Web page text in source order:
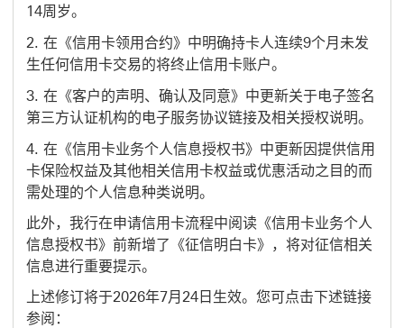
14周岁。
在《信用卡领用合约》中明确持卡人连续9个月未发
生任何信用卡交易的将终止信用卡账户。
在《客户的声明、确认及同意》中更新关于电子签名
第三方认证机构的电子服务协议链接及相关授权说明。
在《信用卡业务个人信息授权书》中更新因提供信用
卡保险权益及其他相关信用卡权益或优惠活动之目的而
需处理的个人信息种类说明。
此外，我行在申请信用卡流程中阅读《信用卡业务个人
信息授权书》前新增了《征信明白卡》，将对征信相关
信息进行重要提示。
上述修订将于2026年7月24日生效。您可点击下述链接
参阅：